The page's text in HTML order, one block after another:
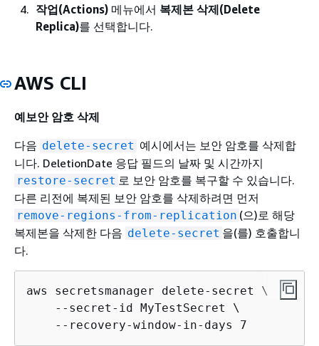
작업(Actions) 메뉴에서 복제본 삭제(Delete
Replica)를 선택합니다.
AWS CLI
예보안 암호 삭제
다음 delete-secret 예시에서는 보안 암호를 삭제합
니다. DeletionDate 응답 필드의 날짜 및 시간까지
restore-secret 로 보안 암호를 복구할 수 있습니다.
다른 리전에 복제된 보안 암호를 삭제하려면 먼저
remove-regions-from-replication (으)로 해당
복제본을 삭제한 다음 delete-secret 을(를) 호출합니
다.
aws secretsmanager delete-secret \
    --secret-id MyTestSecret \
    --recovery-window-in-days 7